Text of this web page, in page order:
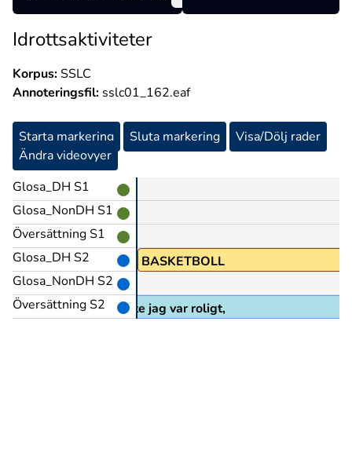
Idrottsaktiviteter
Korpus:SSLC
Annoteringsfil: sslc01_162.eaf
Starta markering Sluta markering
Visa/Dölj rader
Ändra videovyer
Glosa_DH S1
Glosa_NonDH S1
Översättning S1
Glosa_DH S2
Glosa_NonDH S2
Översättning S2
BASKETBOLL
och basket tyckte jag var roligt,